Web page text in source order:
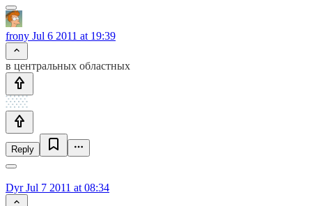
frony Jul 6 2011 at 19:39
в центральных областных
Reply
DyrJul 7 2011 at 08:34